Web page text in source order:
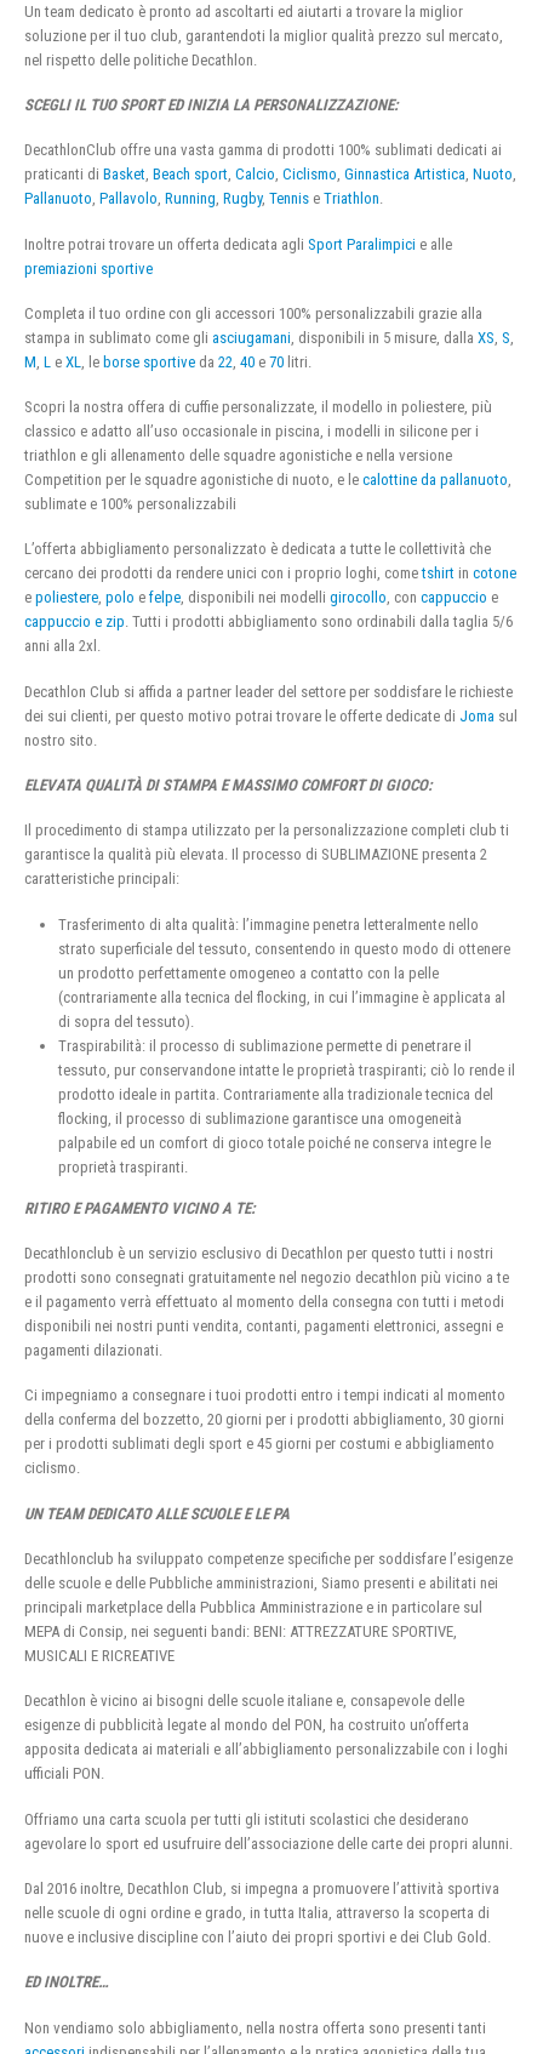
Un team dedicato è pronto ad ascoltarti ed aiutarti a trovare la miglior
soluzione per il tuo club, garantendoti la miglior qualità prezzo sul mercato,
nel rispetto delle politiche Decathlon.
SCEGLI IL TUO SPORT ED INIZIA LA PERSONALIZZAZIONE:
DecathlonClub offre una vasta gamma di prodotti 100% sublimati dedicati ai
praticanti di Basket, Beach sport, Calcio, Ciclismo, Ginnastica Artistica, Nuoto,
Pallanuoto, Pallavolo, Running, Rugby, Tennis e Triathlon.
Inoltre potrai trovare un offerta dedicata agli Sport Paralimpici e alle
premiazioni sportive
Completa il tuo ordine con gli accessori 100% personalizzabili grazie alla
stampa in sublimato come gli asciugamani , disponibili in 5 misure, dalla XS S
M L e XL , le borse sportive da 22 40 e 70 litri.
Scopri la nostra offera di cuffie personalizzate, il modello in poliestere, più
classico e adatto all’uso occasionale in piscina, i modelli in silicone per i
triathlon e gli allenamento delle squadre agonistiche e nella versione
Competition per le squadre agonistiche di nuoto, e le calottine da pallanuoto,
sublimate e 100% personalizzabili
L’offerta abbigliamento personalizzato è dedicata a tutte le collettività che
cercano dei prodotti da rendere unici con i proprio loghi, cometshirt in cotone
e poliestere, polo e felpe, disponibili nei modelli girocollo, con cappuccio e
cappuccio e zip. Tutti i prodotti abbigliamento sono ordinabili dalla taglia 5/6
anni alla 2xl.
Decathlon Club si affida a partner leader del settore per soddisfare le richieste
dei sui clienti, per questo motivo potrai trovare le offerte dedicate di Joma sul
nostro sito.
ELEVATA QUALITÀ DI STAMPA E MASSIMO COMFORT DI GIOCO:
Il procedimento di stampa utilizzato per la personalizzazione completi club ti
garantisce la qualità più elevata. Il processo di SUBLIMAZIONE presenta 2
caratteristiche principali:
Trasferimento di alta qualità: l’immagine penetra letteralmente nello
strato superficiale del tessuto, consentendo in questo modo di ottenere
un prodotto perfettamente omogeneo a contatto con la pelle
(contrariamente alla tecnica del flocking, in cui l’immagine è applicata al
di sopra del tessuto).
Traspirabilità: il processo di sublimazione permette di penetrare il
tessuto, pur conservandone intatte le proprietà traspiranti; ciò lo rende il
prodotto ideale in partita. Contrariamente alla tradizionale tecnica del
flocking, il processo di sublimazione garantisce una omogeneità
palpabile ed un comfort di gioco totale poiché ne conserva integre le
proprietà traspiranti.
RITIRO E PAGAMENTO VICINO A TE:
Decathlonclub è un servizio esclusivo di Decathlon per questo tutti i nostri
prodotti sono consegnati gratuitamente nel negozio decathlon più vicino a te
e il pagamento verrà effettuato al momento della consegna con tutti i metodi
disponibili nei nostri punti vendita, contanti, pagamenti elettronici, assegni e
pagamenti dilazionati.
Ci impegniamo a consegnare i tuoi prodotti entro i tempi indicati al momento
della conferma del bozzetto, 20 giorni per i prodotti abbigliamento, 30 giorni
per i prodotti sublimati degli sport e 45 giorni per costumi e abbigliamento
ciclismo.
UN TEAM DEDICATO ALLE SCUOLE E LE PA
Decathlonclub ha sviluppato competenze specifiche per soddisfare l’esigenze
delle scuole e delle Pubbliche amministrazioni, Siamo presenti e abilitati nei
principali marketplace della Pubblica Amministrazione e in particolare sul
MEPA di Consip, nei seguenti bandi: BENI: ATTREZZATURE SPORTIVE,
MUSICALI E RICREATIVE
Decathlon è vicino ai bisogni delle scuole italiane e, consapevole delle
esigenze di pubblicità legate al mondo del PON, ha costruito un’offerta
apposita dedicata ai materiali e all’abbigliamento personalizzabile con i loghi
ufficiali PON.
Offriamo una carta scuola per tutti gli istituti scolastici che desiderano
agevolare lo sport ed usufruire dell’associazione delle carte dei propri alunni.
Dal 2016 inoltre, Decathlon Club, si impegna a promuovere l’attività sportiva
nelle scuole di ogni ordine e grado, in tutta Italia, attraverso la scoperta di
nuove e inclusive discipline con l’aiuto dei propri sportivi e dei Club Gold.
ED INOLTRE…
Non vendiamo solo abbigliamento, nella nostra offerta sono presenti tanti